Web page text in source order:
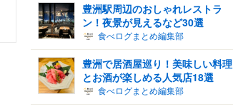
豊洲駅周辺のおしゃれレストラ
ン！夜景が見えるなど30選
食べログまとめ編集部
豊洲で居酒屋巡り！美味しい料理
とお酒が楽しめる人気店18選
食べログまとめ編集部